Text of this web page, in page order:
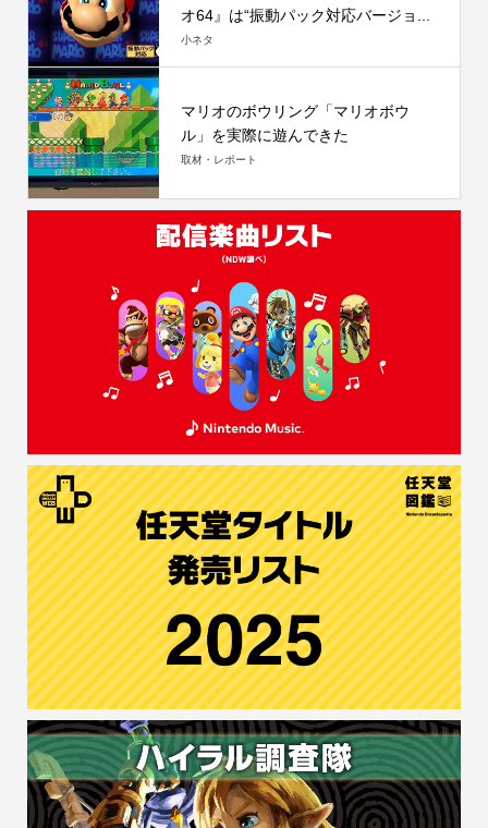
オ64』は“振動パック対応バージョ...
小ネタ
マリオのボウリング「マリオボウ
ル」を実際に遊んできた
取材・レポート